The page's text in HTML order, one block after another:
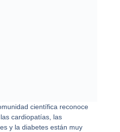
científica reconoce
cardiopatías, las
y la diabetes están muy